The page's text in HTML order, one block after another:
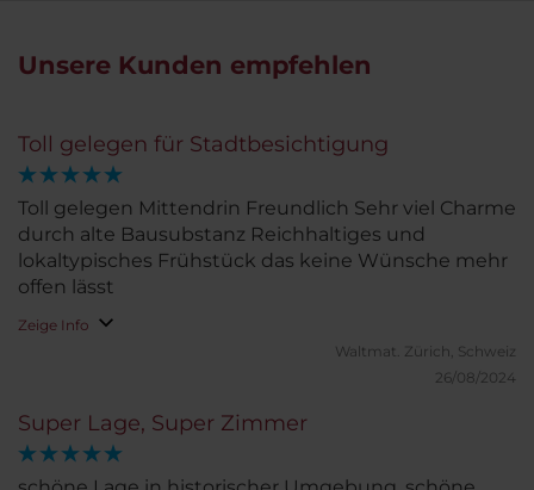
Unsere Kunden empfehlen
Toll gelegen für Stadtbesichtigung
Toll gelegen Mittendrin Freundlich Sehr viel Charme
durch alte Bausubstanz Reichhaltiges und
lokaltypisches Frühstück das keine Wünsche mehr
offen lässt
Zeige Info
Waltmat. Zürich, Schweiz
26/08/2024
Super Lage, Super Zimmer